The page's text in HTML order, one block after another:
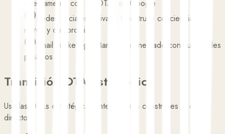
directamente con las OTAs en Google
Redes sociales activas
Construye conciencia de
marca y compromiso
Email marketing
Mantente conectado con huéspedes
pasados
Transición OTA Estratégica
Usa las OTAs estratégicamente mientras construyes tu canal
directo: